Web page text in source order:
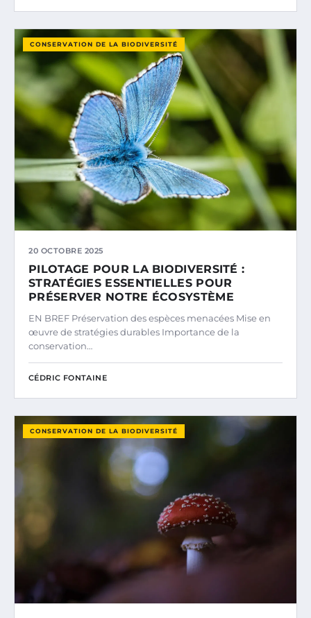
CONSERVATION DE LA BIODIVERSITÉ
20 OCTOBRE 2025
PILOTAGE POUR LA BIODIVERSITÉ :
STRATÉGIES ESSENTIELLES POUR
PRÉSERVER NOTRE ÉCOSYSTÈME
EN BREF Préservation des espèces menacées Mise en
œuvre de stratégies durables Importance de la
conservation…
CÉDRIC FONTAINE
CONSERVATION DE LA BIODIVERSITÉ